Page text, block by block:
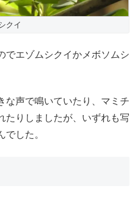
クイ
でエゾムシクイかメボソムシ
な声で鳴いていたり、マミチ
たりしましたが、いずれも写
した。